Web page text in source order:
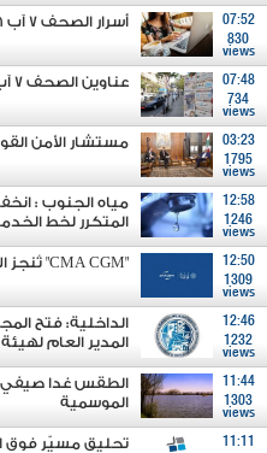
07:52
830
views
أسرار الصحف 7 آب 2026
07:48
734
views
عناوين الصحف 7 آب 2026
03:23
1795
views
مستشار الأمن
12:58
1246
views
مياه الجنوب :
المتكرر لخط
12:50
1309
views
"CMA CGM" تُنجز الاستحواذ على مجموعة فتّال
12:46
1232
views
الداخلية: فتح
المدير العام لهيئة
11:44
1303
views
الطقس غدا صيفي
الموسمية
11:11
تحليق مسيّر فوق